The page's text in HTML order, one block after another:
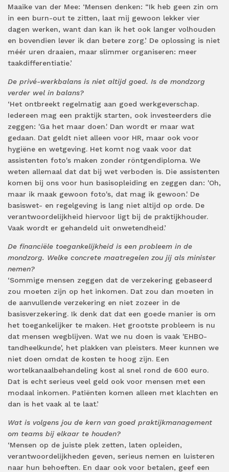
Maaike van der Mee: ‘Mensen denken: “Ik heb geen zin om
in een burn-out te zitten, laat mij gewoon lekker vier
dagen werken, want dan kan ik het ook langer volhouden
en bovendien lever ik dan betere zorg.’ De oplossing is niet
méér uren draaien, maar slimmer organiseren: meer
taakdifferentiatie.’
De privé-werkbalans is niet altijd goed. Is de mondzorg
verder wel in balans?
‘Het ontbreekt regelmatig aan goed werkgeverschap.
Iedereen mag een praktijk starten, ook investeerders die
zeggen: 'Ga het maar doen.' Dan wordt er maar wat
gedaan. Dat geldt niet alleen voor HR, maar ook voor
hygiëne en wetgeving. Het komt nog vaak voor dat
assistenten foto's maken zonder röntgendiploma. We
weten allemaal dat dat bij wet verboden is. Die assistenten
komen bij ons voor hun basisopleiding en zeggen dan: 'Oh,
maar ik maak gewoon foto's, dat mag ik gewoon.' De
basiswet- en regelgeving is lang niet altijd op orde. De
verantwoordelijkheid hiervoor ligt bij de praktijkhouder.
Vaak wordt er gehandeld uit onwetendheid.’
De financiële toegankelijkheid is een probleem in de
mondzorg. Welke concrete maatregelen zou jij als minister
nemen?
‘Sommige mensen zeggen dat de verzekering gebaseerd
zou moeten zijn op het inkomen. Dat zou dan moeten in
de aanvullende verzekering en niet zozeer in de
basisverzekering. Ik denk dat dat een goede manier is om
het toegankelijker te maken. Het grootste probleem is nu
dat mensen wegblijven. Wat we nu doen is vaak 'EHBO-
tandheelkunde', het plakken van pleisters. Meer kunnen we
niet doen omdat de kosten te hoog zijn. Een
wortelkanaalbehandeling kost al snel rond de 600 euro.
Dat is echt serieus veel geld ook voor mensen met een
modaal inkomen. Patiënten komen alleen met klachten en
dan is het vaak al te laat.’
Wat is volgens jou de kern van goed praktijkmanagement
om teams bij elkaar te houden?
‘Mensen op de juiste plek zetten, laten opleiden,
verantwoordelijkheden geven, serieus nemen en luisteren
naar hun behoeften. En daar ook voor betalen, geef een